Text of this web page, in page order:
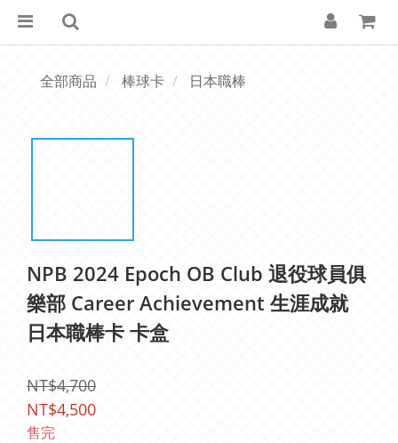
全部商品 棒球卡 日本職棒
NPB 2024 Epoch OB Club 退役球員俱
樂部 Career Achievement 生涯成就
日本職棒卡 卡盒
NT$4,700
NT$4,500
售完